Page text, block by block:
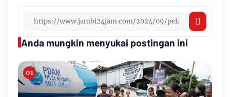
Anda mungkin menyukai postingan ini